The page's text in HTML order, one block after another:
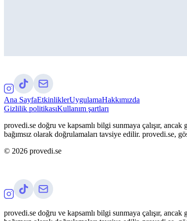
Ana SayfaEtkinliklerUygulamaHakkımızda
Gizlilik politikasıKullanım şartları
provedi.se doğru ve kapsamlı bilgi sunmaya çalışır,
bağımsız olarak doğrulamaları tavsiye edilir. provedi.se,
© 2026 provedi.se
provedi.se doğru ve kapsamlı bilgi sunmaya çalışır,